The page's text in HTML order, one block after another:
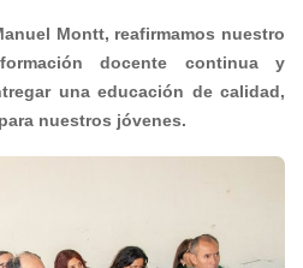
Montt, reafirmamos nuestro
docente continua y
una educación de calidad,
nuestros jóvenes.